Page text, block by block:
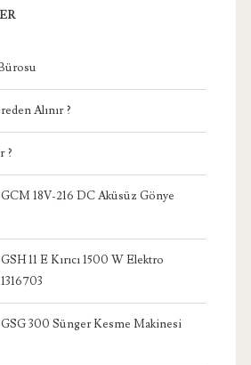
Alınır ?
?
18V-216 DC Aküsüz Gönye
11 E Kırıcı 1500 W Elektro
300 Sünger Kesme Makinesi